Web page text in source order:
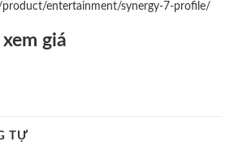
entertainment/synergy-7-profile/
giá
TỰ